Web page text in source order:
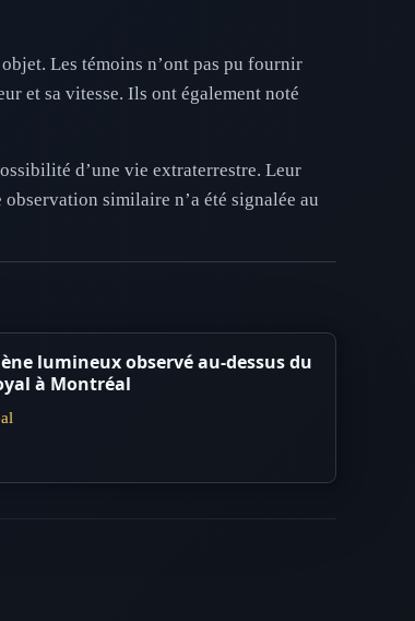
Les témoins n’ont pas pu fournir
et sa vitesse. Ils ont également noté
d’une vie extraterrestre. Leur
similaire n’a été signalée au
lumineux observé au-dessus du
à Montréal